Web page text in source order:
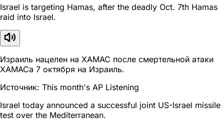
Israel is targeting Hamas, after the deadly Oct. 7th Hamas
raid into Israel.
Израиль нацелен на ХАМАС после смертельной атаки
ХАМАСа 7 октября на Израиль.
Источник: This month's AP Listening
Israel today announced a successful joint US-Israel missile
test over the Mediterranean.